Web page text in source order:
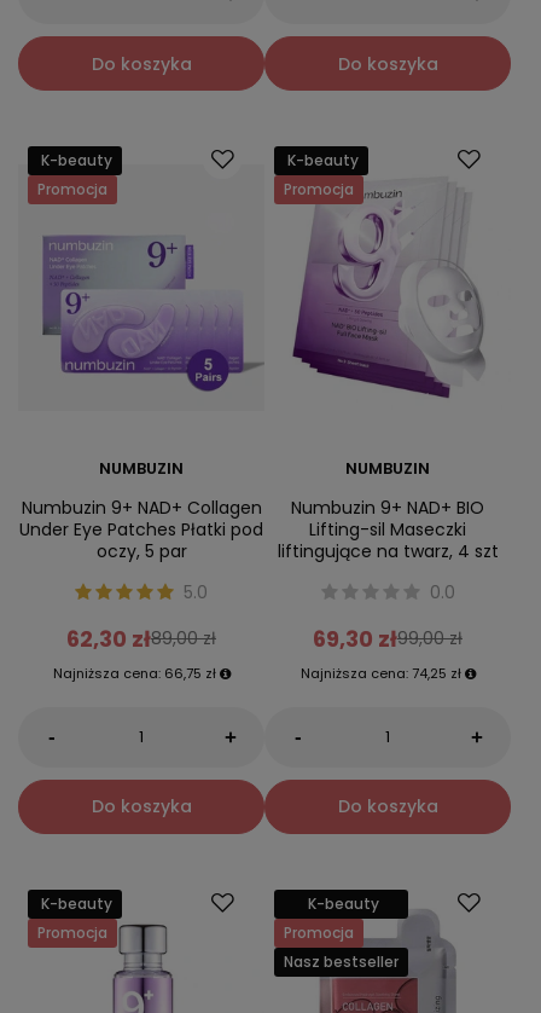
Do koszyka Do koszyka
K-beauty
Promocja
NUMBUZIN
Numbuzin 9+ NAD+ Collagen
Under Eye Patches Płatki pod
oczy, 5 par
5.0
62,30 zł89,00 zł
Najniższa cena: 66,75 zł
- +
Do koszyka
K-beauty
Promocja
NUMBUZIN
Numbuzin 9+ NAD+ BIO
Lifting-sil Maseczki
liftingujące na twarz, 4 szt
0.0
69,30 zł99,00 zł
Najniższa cena: 74,25 zł
- +
Do koszyka
K-beauty
Promocja
K-beauty
Promocja
Nasz bestseller